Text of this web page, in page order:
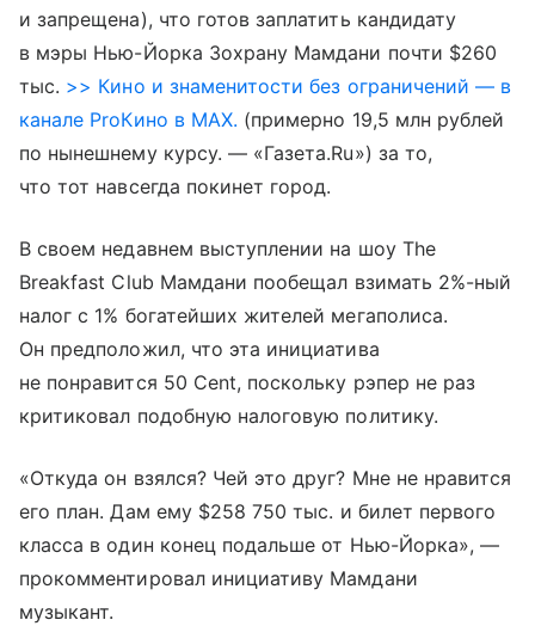
и запрещена), что готов заплатить кандидату
в мэры Нью-Йорка Зохрану Мамдани почти $260
тыс. >> Кино и знаменитости без ограничений — в
канале ProКино в MAX. (примерно 19,5 млн рублей
по нынешнему курсу. — «Газета.Ru») за то,
что тот навсегда покинет город.
В своем недавнем выступлении на шоу The
Breakfast Club Мамдани пообещал взимать 2%-ный
налог с 1% богатейших жителей мегаполиса.
Он предположил, что эта инициатива
не понравится 50 Cent, поскольку рэпер не раз
критиковал подобную налоговую политику.
«Откуда он взялся? Чей это друг? Мне не нравится
его план. Дам ему $258 750 тыс. и билет первого
класса в один конец подальше от Нью-Йорка», —
прокомментировал инициативу Мамдани
музыкант.